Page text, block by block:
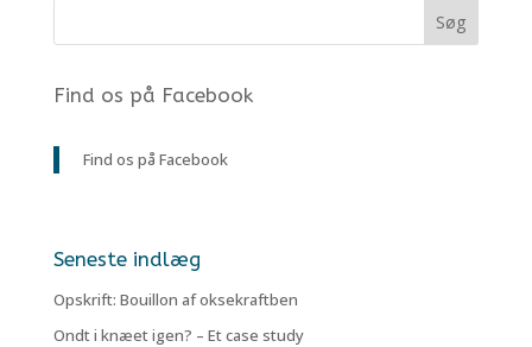
Find os på Facebook
Find os på Facebook
Seneste indlæg
Opskrift: Bouillon af oksekraftben
Ondt i knæet igen? – Et case study